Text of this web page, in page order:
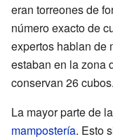
eran torreones de
número exacto de
expertos hablan de
estaban en la zona
conservan 26 cubos.
La mayor parte de
mampostería. Esto